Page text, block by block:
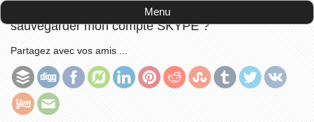
la tête dans le code
sauvegarder mon compte SKYPE ?
Partagez avec vos amis ...
Menu